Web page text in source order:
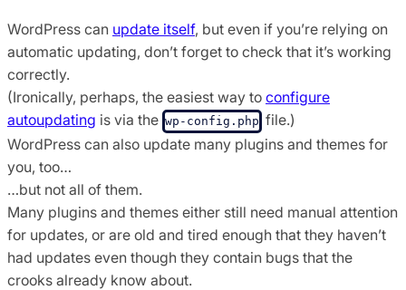
WordPress can update itself, but even if you’re relying on
automatic updating, don’t forget to check that it’s working
correctly.
(Ironically, perhaps, the easiest way to configure
autoupdating is via the wp-config.php file.)
WordPress can also update many plugins and themes for
you, too…
…but not all of them.
Many plugins and themes either still need manual attention
for updates, or are old and tired enough that they haven’t
had updates even though they contain bugs that the
crooks already know about.